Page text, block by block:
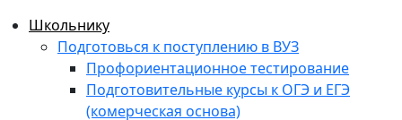
Школьнику
Подготовься к поступлению в ВУЗ
Профориентационное тестирование
Подготовительные курсы к ОГЭ и ЕГЭ
(комерческая основа)